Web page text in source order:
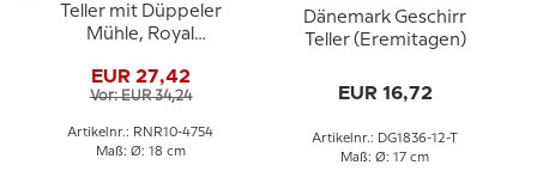
Teller mit Düppeler
Mühle, Royal
EUR 27,42
Vor: EUR 34,24
Artikelnr.: RNR10-4754
Maß: Ø: 18 cm
Dänemark Geschirr
Teller (Eremitagen)
EUR 16,72
Artikelnr.: DG1836-12-T
Maß: Ø: 17 cm